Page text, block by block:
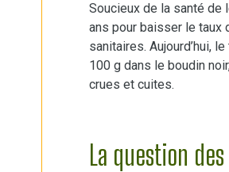
Soucieux de la santé
ans pour baisser le taux
sanitaires. Aujourd’hui,
100 g dans le boudin
crues et cuites.
La question